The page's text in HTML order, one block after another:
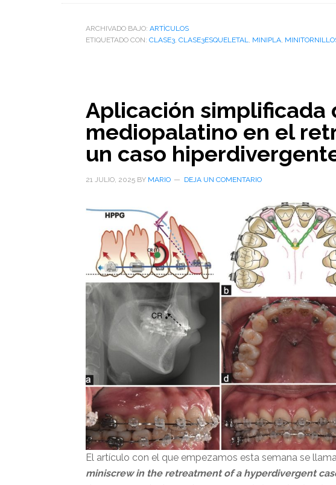
ARCHIVADO BAJO: ARTÌCULOS
ETIQUETADO CON: CLASE3, CLASE3ESQUELETAL, MINIPLA,
Aplicación
mediopalatino en el
un caso
21 JULIO, 2025 BY MARIO DEJA UN COMENTARIO
El artículo con el que empezamos esta semana se
miniscrew in the retreatment of a hyperdivergent